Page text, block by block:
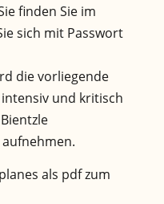
finden Sie im
sich mit Passwort
die vorliegende
und kritisch
als pdf zum